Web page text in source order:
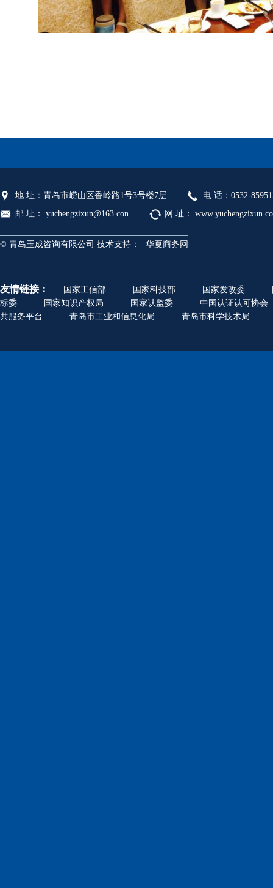
地 址：青岛市崂山区香岭路1号3号楼7层
电 话：0532-
邮 址： yuchengzixun@163.con
网 址：
© 青岛玉成咨询有限公司 技术支持： 华夏商务网
友情链接： 国家工信部 国家科技部 国家发改委
标委
国家知识产权局 国家认监委
中国认证认可协会
共服务平台
青岛市工业和信息化局 青岛市科学技术局